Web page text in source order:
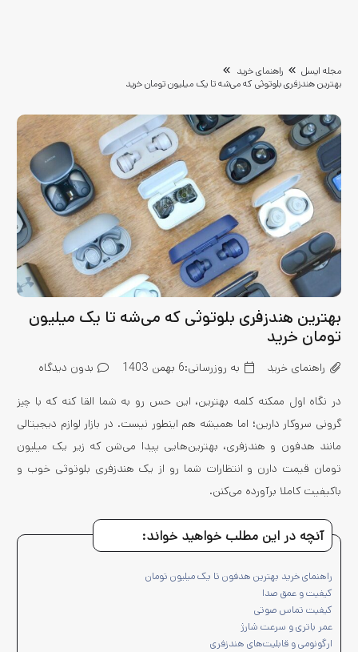
مجله ایسل
راهنمای خرید
بهترین هندزفری‌ بلوتوثی که می‌شه تا یک میلیون تومان خرید
بهترین هندزفری‌ بلوتوثی که می‌شه تا یک میلیون
تومان خرید
راهنمای خرید به روزرسانی:6 بهمن 1403 بدون دیدگاه
در نگاه اول ممکنه کلمه بهترین، این حس رو به شما القا کنه که با چیز
گرونی سروکار دارین؛ اما همیشه هم اینطور نیست. در بازار لوازم دیجیتالی
مانند هدفون و هندزفری، بهترین‌هایی پیدا می‌شن که زیر یک میلیون
تومان قیمت دارن و انتظارات شما رو از یک هندزفری بلوتوثی خوب و
باکیفیت کاملا برآورده می‌کنن.
آنچه در این مطلب خواهید خواند:
راهنمای خرید بهترین هدفون تا یک میلیون تومان
کیفیت و عمق صدا
کیفیت تماس صوتی
عمر باتری و سرعت شارژ
ارگونومی و قابلیت‌های هندزفری